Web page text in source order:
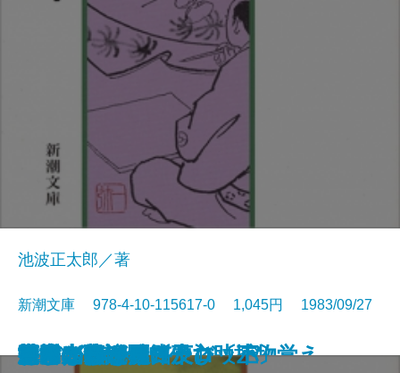
艶書
胡蝶の夢 一
胡蝶の夢 二
男子の本懐
かぼちゃの馬車
神隠し
消えた女―彫師伊之助捕物覚え―
風流太平記
おとこの秘図〔上〕
おとこの秘図〔中〕
池波正太郎／著
新潮文庫 978-4-10-115617-0 1,045円 1983/09/27
おとこの秘図〔下〕
忍びの旗
さまざまな迷路
河童が覗いたヨーロッパ
幻の光
日本の昔話
死海のほとり
密会
洪水はわが魂に及び〔上〕
洪水はわが魂に及び〔下〕